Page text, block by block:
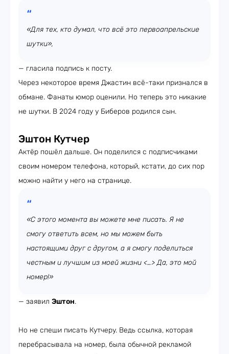
«Для тех, кто думал, что всё это первоапрельские
шутки»,
— гласила подпись к посту.
Через некоторое время Джастин всё-таки признался в
обмане. Фанаты юмор оценили. Но теперь это никакие
не шутки. В 2024 году у Биберов родился сын.
Эштон Кутчер
Актёр пошёл дальше. Он поделился с подписчиками
своим номером телефона, который, кстати, до сих пор
можно найти у него на странице.
«С этого момента вы можете мне писать. Я не
смогу ответить всем, но мы можем быть
настоящими друг с другом, а я смогу поделиться
честным и лучшим из моей жизни <…> Да, это мой
номер!»
— заявил Эштон.
Но не спеши писать Кутчеру. Ведь ссылка, которая
перебрасывала на номер, была обычной рекламой